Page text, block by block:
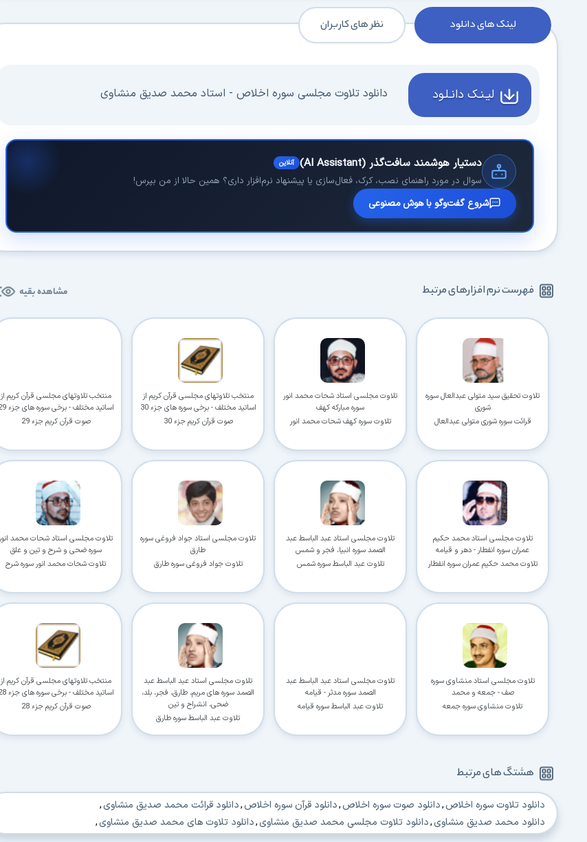
لینک های دانلود نظر های کاربران
لیـنـک دانـلـود دانلود تلاوت مجلسی سوره اخلاص - استاد محمد صدیق منشاوی
دستیار هوشمند سافت‌گذر (AI Assistant) آنلاین
سوال در مورد راهنمای نصب، کرک، فعال‌سازی یا پیشنهاد نرم‌افزار داری؟ همین حالا از من بپرس!
شروع گفت‌وگو با هوش مصنوعی
فهرست نرم افزارهای مرتبط مشاهده بقیه
تلاوت تحقیق سید متولی عبدالعال سوره
شوری
قرائت سوره شوری متولی عبدالعال
تلاوت مجلسی استاد شحات محمد انور
سوره مبارکه کهف
تلاوت سوره کهف شحات محمد انور
منتخب تلاوتهای مجلسی قرآن کریم از
اساتید مختلف - برخی سوره های جزء 30
صوت قرآن کریم جزء 30
منتخب تلاوتهای مجلسی قرآن کریم از
اساتید مختلف - برخی سوره های جزء 29
صوت قرآن کریم جزء 29
تلاوت مجلسی استاد محمد حکیم
عمران سوره انفطار - دهر و قیامه
تلاوت محمد حکیم عمران سوره انفطار
تلاوت مجلسی استاد عبد الباسط عبد
الصمد سوره انبیا، فجر و شمس
تلاوت عبد الباسط سوره شمس
تلاوت مجلسی استاد جواد فروغی سوره
طارق
تلاوت جواد فروغی سوره طارق
تلاوت مجلسی استاد شحات محمد انور
سوره ضحی و شرح و تین و علق
تلاوت شحات محمد انور سوره شرح
تلاوت مجلسی استاد منشاوی سوره
صف - جمعه و محمد
تلاوت منشاوی سوره جمعه
تلاوت مجلسی استاد عبد الباسط عبد
الصمد سوره مدثر - قیامه
تلاوت عبد الباسط سوره قیامه
تلاوت مجلسی استاد عبد الباسط عبد
الصمد سوره های مریم، طارق، فجر، بلد،
ضحی، انشراح و تین
تلاوت عبد الباسط سوره طارق
منتخب تلاوتهای مجلسی قرآن کریم از
اساتید مختلف - برخی سوره های جزء 28
صوت قرآن کریم جزء 28
هشتگ های مرتبط
دانلود تلاوت سوره اخلاص,دانلود صوت سوره اخلاص,دانلود قرآن سوره اخلاص,دانلود قرائت محمد صدیق منشاوی,
دانلود محمد صدیق منشاوی,دانلود تلاوت مجلسی محمد صدیق منشاوی,دانلود تلاوت های محمد صدیق منشاوی,
در حال آماده‌سازی لینک دانلود...
🛡️ ۱۸ سال سابقه اعتبار
⭐ با عضویت ویژه، تمام محدودیت‌ها را بردارید:
پاسخ‌گویی فوری به خطاهای نصب، راهنمای خط به‌خط کرک و پیشنهاد نرم‌افزارهای
کاربردی
ثبات دانلود (Resume): ادامه دانلود پس از قطع اینترنت و دانلود موازی چند فایل
آرشیو کامل نسخه‌ها:دسترسی به تمام نسخه‌های قدیمی نرم‌افزارها
⚡ ارتقا به حساب VIP و دانلود فوری
فقط کمتر از روزی ۱,۰۰۰ تومان
قبلاً عضو شدم — ورود به حساب کاربری